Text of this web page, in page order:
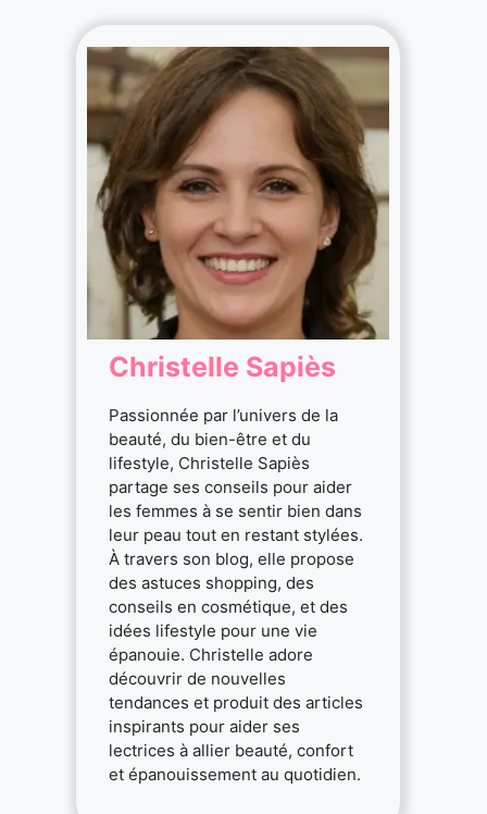
Christelle Sapiès
Passionnée par l’univers de la
beauté, du bien-être et du
lifestyle, Christelle Sapiès
partage ses conseils pour aider
les femmes à se sentir bien dans
leur peau tout en restant stylées.
À travers son blog, elle propose
des astuces shopping, des
conseils en cosmétique, et des
idées lifestyle pour une vie
épanouie. Christelle adore
découvrir de nouvelles
tendances et produit des articles
inspirants pour aider ses
lectrices à allier beauté, confort
et épanouissement au quotidien.